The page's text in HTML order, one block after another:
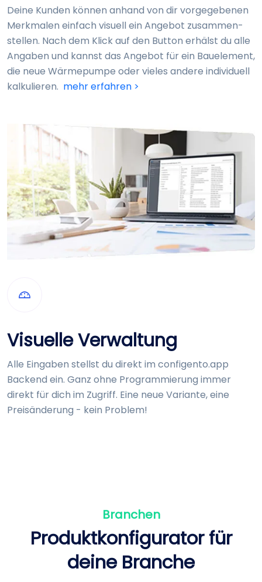
Deine Kunden können anhand von dir vorgegebenen
Merkmalen einfach visuell ein Angebot zusammen­
stellen. Nach dem Klick auf den Button erhälst du alle
Angaben und kannst das Angebot für ein Bau­element,
die neue Wärme­pumpe oder vieles andere individuell
kalkulieren. mehr erfahren >
Visuelle Verwaltung
Alle Eingaben stellst du direkt im configento.app
Backend ein. Ganz ohne Programmierung immer
direkt für dich im Zugriff. Eine neue Variante, eine
Preis­änderung - kein Problem!
Branchen
Produkt­konfigurator für
deine Branche